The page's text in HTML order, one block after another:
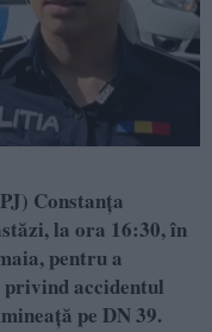
Constanța
la ora 16:30, în
, pentru a
privindaccidentul
pe DN 39.